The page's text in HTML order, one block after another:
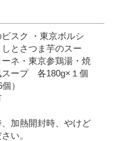
スク ・東京ボルシ
とさつま芋のスー
ネ・東京参鶏湯・焼
スープ 各180g×１個
）
加熱開封時、やけど
い。